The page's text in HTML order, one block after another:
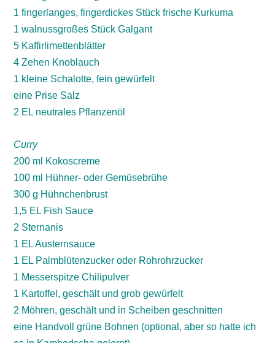
1 fingerlanges, fingerdickes Stück frische Kurkuma
1 walnussgroßes Stück Galgant
5 Kaffirlimettenblätter
4 Zehen Knoblauch
1 kleine Schalotte, fein gewürfelt
eine Prise Salz
2 EL neutrales Pflanzenöl
Curry
200 ml Kokoscreme
100 ml Hühner- oder Gemüsebrühe
300 g Hühnchenbrust
1,5 EL Fish Sauce
2 Sternanis
1 EL Austernsauce
1 EL Palmblütenzucker oder Rohrohrzucker
1 Messerspitze Chilipulver
1 Kartoffel, geschält und grob gewürfelt
2 Möhren, geschält und in Scheiben geschnitten
eine Handvoll grüne Bohnen (optional, aber so hatte ich